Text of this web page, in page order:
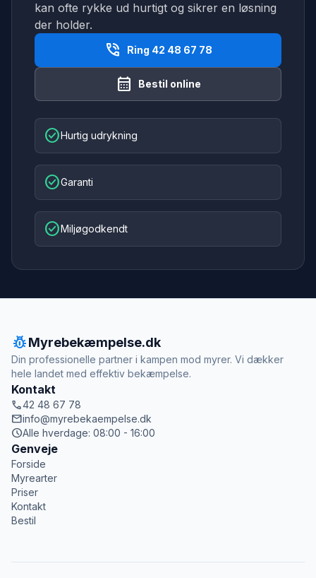
kan ofte rykke ud hurtigt og sikrer en løsning
der holder.
phone_in_talk Ring 42 48 67 78
calendar_month Bestil online
check_circleHurtig udrykning
check_circleGaranti
check_circleMiljøgodkendt
pest_controlMyrebekæmpelse.dk
Din professionelle partner i kampen mod myrer. Vi dækker
hele landet med effektiv bekæmpelse.
Kontakt
call42 48 67 78
mailinfo@myrebekaempelse.dk
scheduleAlle hverdage: 08:00 - 16:00
Genveje
Forside
Myrearter
Priser
Kontakt
Bestil